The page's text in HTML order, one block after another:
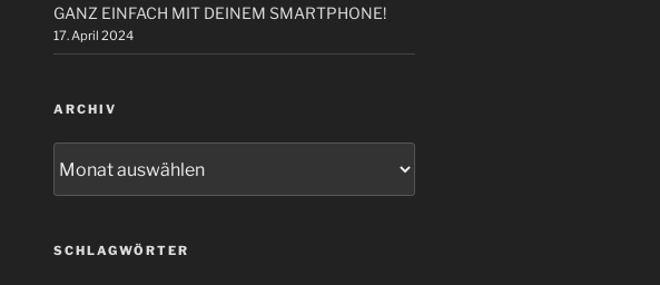
GANZ EINFACH MIT DEINEM SMARTPHONE!
17. April 2024
ARCHIV
SCHLAGWÖRTER